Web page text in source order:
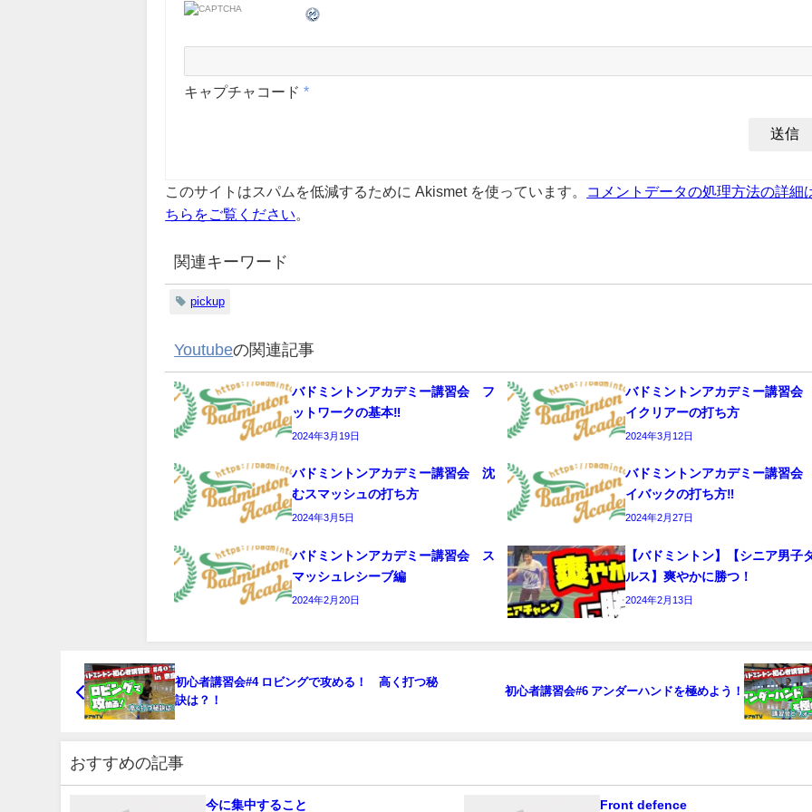
キャプチャコード *
このサイトはスパムを低減するために Akismet を使っています。
コメントデータの処理方法の詳細
ちらをご覧ください。
関連キーワード
pickup
Youtubeの関連記事
バドミントンアカデミー講習会 フ
ットワークの基本‼️
2024年3月19日
バドミントンアカデミー講習
イクリアーの打ち方
2024年3月12日
バドミントンアカデミー講習会 沈
むスマッシュの打ち方
2024年3月5日
バドミントンアカデミー講習
イバックの打ち方‼️
2024年2月27日
バドミントンアカデミー講習会 ス
マッシュレシーブ編
2024年2月20日
【バドミントン】【シニア男子
ルス】爽やかに勝つ！
2024年2月13日
初心者講習会#4 ロビングで攻める！ 高く打つ秘
訣は？！
初心者講習会#6 アンダーハンドを極めよう！
おすすめの記事
今に集中すること Front defence